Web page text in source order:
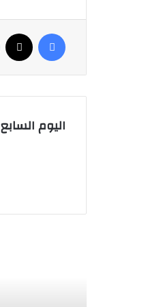
فيسبوك
اليوم السابع